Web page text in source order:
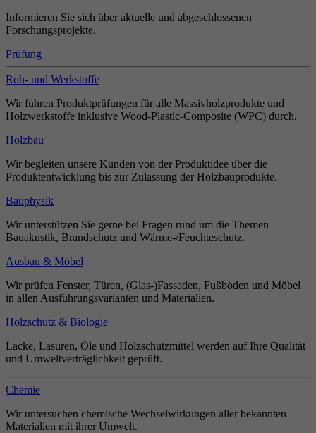
Informieren Sie sich über aktuelle und abgeschlossenen
Forschungsprojekte.
Prüfung
Roh- und Werkstoffe
Wir führen Produktprüfungen für alle Massivholzprodukte und
Holzwerkstoffe inklusive Wood-Plastic-Composite (WPC) durch.
Holzbau
Wir begleiten unsere Kunden von der Produktidee über die
Produktentwicklung bis zur Zulassung der Holzbauprodukte.
Bauphysik
Wir unterstützen Sie gerne bei Fragen rund um die Themen
Bauakustik, Brandschutz und Wärme-/Feuchteschutz.
Ausbau & Möbel
Wir prüfen Fenster, Türen, (Glas-)Fassaden, Fußböden und Möbel
in allen Ausführungsvarianten und Materialien.
Holzschutz & Biologie
Lacke, Lasuren, Öle und Holzschutzmittel werden auf Ihre Qualität
und Umweltverträglichkeit geprüft.
Chemie
Wir untersuchen chemische Wechselwirkungen aller bekannten
Materialien mit ihrer Umwelt.